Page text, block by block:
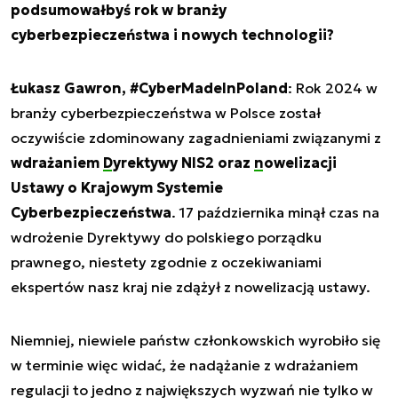
podsumowałbyś rok w branży
cyberbezpieczeństwa i nowych technologii?
Łukasz Gawron, #CyberMadeInPoland: Rok 2024 w
branży cyberbezpieczeństwa w Polsce został
oczywiście zdominowany zagadnieniami związanymi z
wdrażaniem Dyrektywy NIS2 oraz nowelizacji
Ustawyo Krajowym Systemie
Cyberbezpieczeństwa. 17 października minął czas na
wdrożenie Dyrektywy do polskiego porządku
prawnego, niestety zgodnie z oczekiwaniami
ekspertów nasz kraj nie zdążył z nowelizacją ustawy.
Niemniej, niewiele państw członkowskich wyrobiło się
w terminie więc widać, że nadążanie z wdrażaniem
regulacji to jedno z największych wyzwań nie tylko w